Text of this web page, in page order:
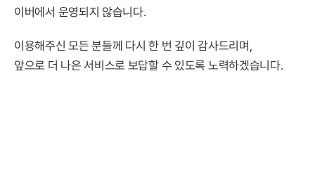
이버에서 운영되지 않습니다.
이용해주신 모든 분들께 다시 한 번 깊이 감사드리며,
앞으로 더 나은 서비스로 보답할 수 있도록 노력하겠습니다.